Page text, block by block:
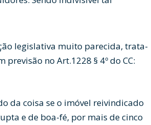
legislativa muito parecida, trata-
no Art.1228 § 4º do CC:
da coisa se o imóvel reivindicado
e de boa-fé, por mais de cinco